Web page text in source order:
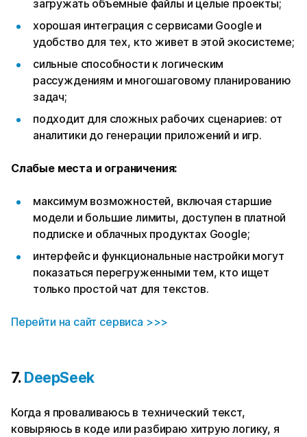
загружать объемные файлы и целые проекты;
хорошая интеграция с сервисами Google и
удобство для тех, кто живет в этой экосистеме;
сильные способности к логическим
рассуждениям и многошаговому планированию
задач;
подходит для сложных рабочих сценариев: от
аналитики до генерации приложений и игр.
Слабые места и ограничения:
максимум возможностей, включая старшие
модели и большие лимиты, доступен в платной
подписке и облачных продуктах Google;
интерфейс и функциональные настройки могут
показаться перегруженными тем, кто ищет
только простой чат для текстов.
Перейти на сайт сервиса >>>
7. DeepSeek
Когда я проваливаюсь в технический текст,
ковыряюсь в коде или разбираю хитрую логику, я